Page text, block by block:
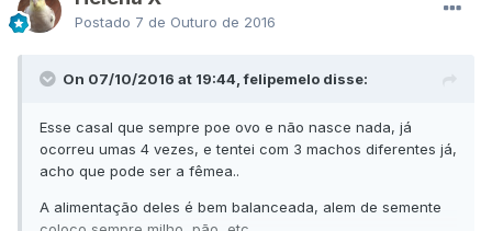
Postado 7 de Outuro de 2016
On 07/10/2016 at 19:44, felipemelo disse:
Esse casal que sempre poe ovo e não nasce nada, já
ocorreu umas 4 vezes, e tentei com 3 machos diferentes já,
acho que pode ser a fêmea..
A alimentação deles é bem balanceada, alem de semente